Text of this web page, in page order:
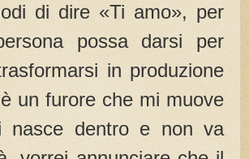
di dire «Ti amo», per
possa darsi per
in produzione
un furore che mi muove
nasce dentro e non va